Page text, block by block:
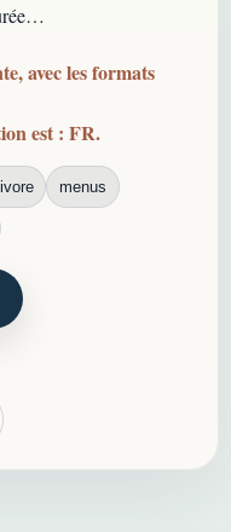
avec les formats
est : FR.
menus